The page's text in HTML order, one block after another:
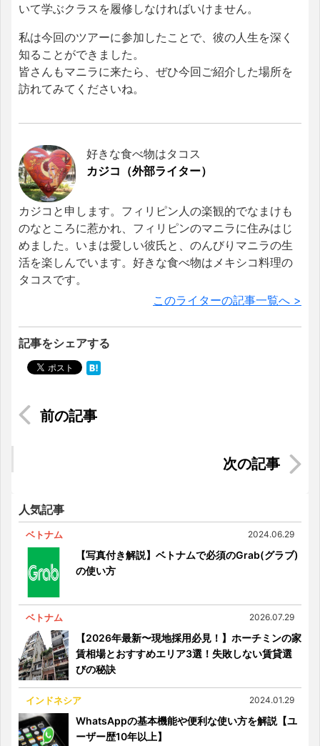
いて学ぶクラスを履修しなければいけません。
私は今回のツアーに参加したことで、彼の人生を深く
知ることができました。
皆さんもマニラに来たら、ぜひ今回ご紹介した場所を
訪れてみてくださいね。
好きな食べ物はタコス
カジコ（外部ライター）
カジコと申します。フィリピン人の楽観的でなまけも
のなところに惹かれ、フィリピンのマニラに住みはじ
めました。いまは愛しい彼氏と、のんびりマニラの生
活を楽しんでいます。好きな食べ物はメキシコ料理の
タコスです。
このライターの記事一覧へ >
記事をシェアする
【オーチャードの公共図書館
シンガポールのカラオケ「KBOX」に行ってみた
人気記事
ベトナム 2024.06.29
【写真付き解説】ベトナムで必須のGrab(グラブ)
の使い方
ベトナム 2026.07.29
【2026年最新〜現地採用必見！】ホーチミンの家
賃相場とおすすめエリア3選！失敗しない賃貸選
びの秘訣
インドネシア 2024.01.29
WhatsAppの基本機能や便利な使い方を解説【ユ
ーザー歴10年以上】